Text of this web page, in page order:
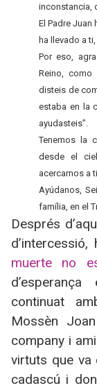
inconstancia,
El Padre Juan
ha llevado a ti,
Por eso,
Reino, como
disteis de
estaba en la
ayudasteis”.
Tenemos la
desde el
acercarnos a ti.
Ayúdanos,
família, en el
Després
muerte no
continuat
Mossèn
company i
virtuts que va
cadascú i